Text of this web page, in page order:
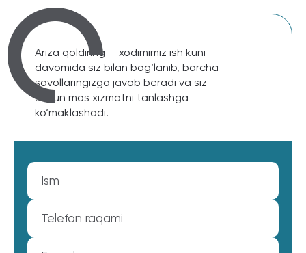
Ariza qoldiring — xodimimiz ish kuni
davomida siz bilan bog‘lanib, barcha
savollaringizga javob beradi va siz
uchun mos xizmatni tanlashga
ko‘maklashadi.